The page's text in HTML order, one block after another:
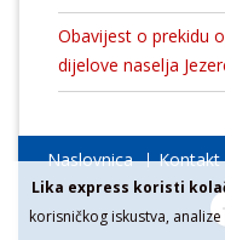
Lika express koristi
korisničkog iskustva,
Obavijest o prekidu
dijelove naselja
Naslovnica Kontakt